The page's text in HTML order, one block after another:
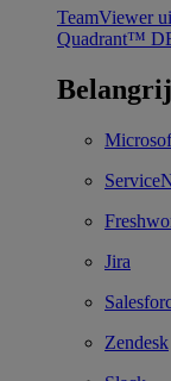
TeamViewer
Quadrant™
Jira
Zendesk